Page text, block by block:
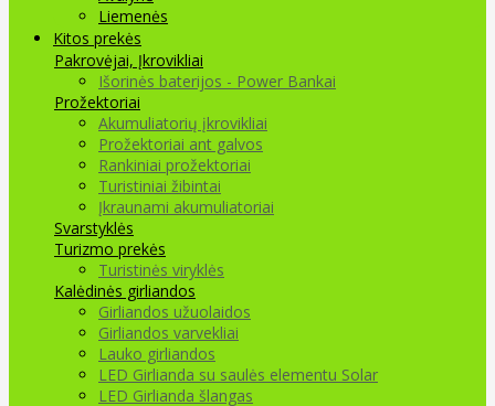
Liemenės
Kitos prekės
Pakrovėjai, Įkrovikliai
Išorinės baterijos - Power Bankai
Prožektoriai
Akumuliatorių įkrovikliai
Prožektoriai ant galvos
Rankiniai prožektoriai
Turistiniai žibintai
Įkraunami akumuliatoriai
Svarstyklės
Turizmo prekės
Turistinės viryklės
Kalėdinės girliandos
Girliandos užuolaidos
Girliandos varvekliai
Lauko girliandos
LED Girlianda su saulės elementu Solar
LED Girlianda šlangas